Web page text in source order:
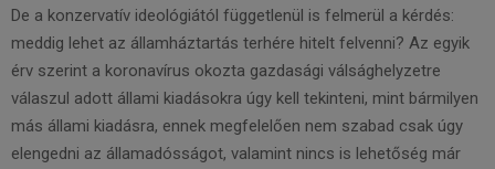
De a konzervatív ideológiától függetlenül is felmerül a kérdés:
meddig lehet az államháztartás terhére hitelt felvenni? Az egyik
érv szerint a koronavírus okozta gazdasági válsághelyzetre
válaszul adott állami kiadásokra úgy kell tekinteni, mint bármilyen
más állami kiadásra, ennek megfelelően nem szabad csak úgy
elengedni az államadósságot, valamint nincs is lehetőség már